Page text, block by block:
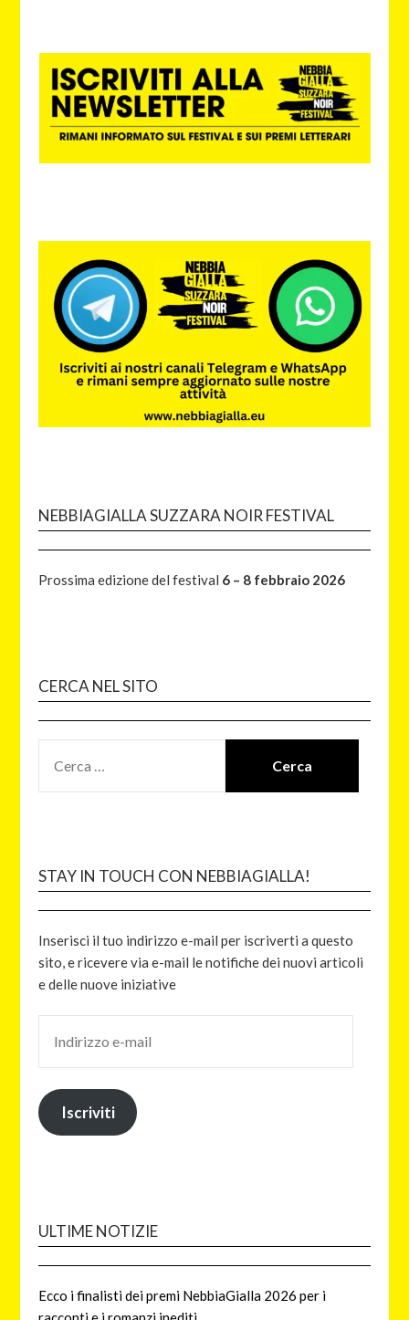
NEBBIAGIALLA SUZZARA NOIR FESTIVAL
Prossima edizione del festival 6 – 8 febbraio 2026
CERCA NEL SITO
STAY IN TOUCH CON NEBBIAGIALLA!
Inserisci il tuo indirizzo e-mail per iscriverti a questo
sito, e ricevere via e-mail le notifiche dei nuovi articoli
e delle nuove iniziative
Iscriviti
ULTIME NOTIZIE
Ecco i finalisti dei premi NebbiaGialla 2026 per i